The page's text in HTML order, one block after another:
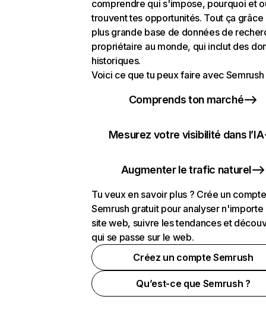
comprendre qui s'impose, pourquoi et
trouvent tes opportunités. Tout ça grâce
plus grande base de données de
propriétaire au monde, qui inclut des
historiques.
Voici ce que tu peux faire avec Semrush
Comprends ton marché
Mesurez votre visibilité dans l’IA
Augmenter le trafic naturel
Tu veux en savoir plus ? Crée un compte
Semrush gratuit pour analyser n'importe
site web, suivre les tendances et
qui se passe sur le web.
Créez un compte Semrush
Qu’est-ce que Semrush ?